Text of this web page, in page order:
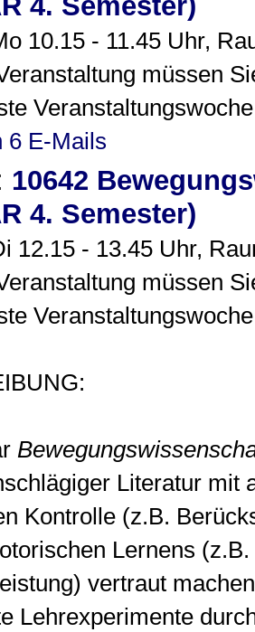
10.15 - 11.45 Uhr,
müssen
Veranstaltungswoche
6 E-Mails
10642
4. Semester)
12.15 - 13.45 Uhr,
müssen
Veranstaltungswoche
Literatur mit
Kontrolle (z.B.
Lernens
vertraut
Lehrexperimente